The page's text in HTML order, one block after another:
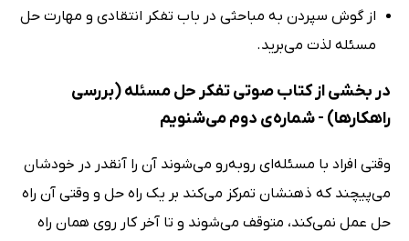
از گوش سپردن به مباحثی در باب تفکر انتقادی و مهارت حل
مسئله لذت می‌برید.
در بخشی از کتاب صوتی تفکر حل مسئله (بررسی
راهکارها) - شماره‌ی دوم می‌شنویم
وقتی افراد با مسئله‌ای روبه‌رو می‌شوند آن را آنقدر در خودشان
می‌پیچند که ذهنشان تمرکز می‌کند بر یک راه حل و وقتی آن راه
حل عمل نمی‌کند، متوقف می‌شوند و تا آخر کار روی همان راه